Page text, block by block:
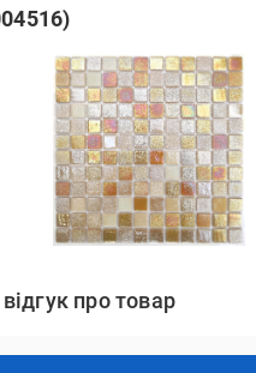
про товар